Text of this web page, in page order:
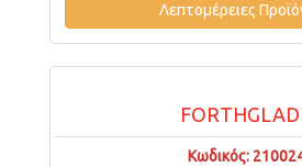
Λεπτομέρειες
Κωδικός: